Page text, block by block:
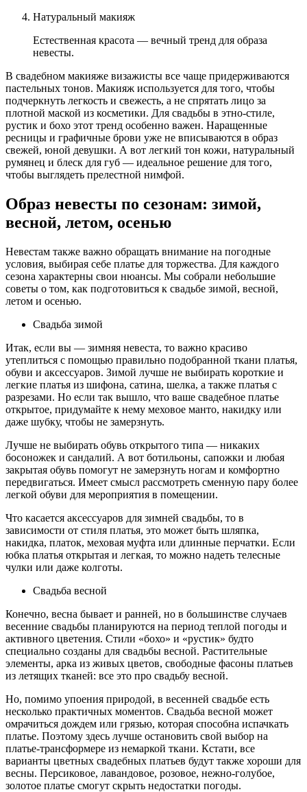
Натуральный макияж
Естественная красота — вечный тренд для образа
невесты.
В свадебном макияже визажисты все чаще придерживаются
пастельных тонов. Макияж используется для того, чтобы
подчеркнуть легкость и свежесть, а не спрятать лицо за
плотной маской из косметики. Для свадьбы в этно-стиле,
рустик и бохо этот тренд особенно важен. Наращенные
ресницы и графичные брови уже не вписываются в образ
свежей, юной девушки. А вот легкий тон кожи, натуральный
румянец и блеск для губ — идеальное решение для того,
чтобы выглядеть прелестной нимфой.
Образ невесты по сезонам: зимой,
весной, летом, осенью
Невестам также важно обращать внимание на погодные
условия, выбирая себе платье для торжества. Для каждого
сезона характерны свои нюансы. Мы собрали небольшие
советы о том, как подготовиться к свадьбе зимой, весной,
летом и осенью.
Свадьба зимой
Итак, если вы — зимняя невеста, то важно красиво
утеплиться с помощью правильно подобранной ткани платья,
обуви и аксессуаров. Зимой лучше не выбирать короткие и
легкие платья из шифона, сатина, шелка, а также платья с
разрезами. Но если так вышло, что ваше свадебное платье
открытое, придумайте к нему меховое манто, накидку или
даже шубку, чтобы не замерзнуть.
Лучше не выбирать обувь открытого типа — никаких
босоножек и сандалий. А вот ботильоны, сапожки и любая
закрытая обувь помогут не замерзнуть ногам и комфортно
передвигаться. Имеет смысл рассмотреть сменную пару более
легкой обуви для мероприятия в помещении.
Что касается аксессуаров для зимней свадьбы, то в
зависимости от стиля платья, это может быть шляпка,
накидка, платок, меховая муфта или длинные перчатки. Если
юбка платья открытая и легкая, то можно надеть телесные
чулки или даже колготы.
Свадьба весной
Конечно, весна бывает и ранней, но в большинстве случаев
весенние свадьбы планируются на период теплой погоды и
активного цветения. Стили «бохо» и «рустик» будто
специально созданы для свадьбы весной. Растительные
элементы, арка из живых цветов, свободные фасоны платьев
из летящих тканей: все это про свадьбу весной.
Но, помимо упоения природой, в весенней свадьбе есть
несколько практичных моментов. Свадьба весной может
омрачиться дождем или грязью, которая способна испачкать
платье. Поэтому здесь лучше остановить свой выбор на
платье-трансформере из немаркой ткани. Кстати, все
варианты цветных свадебных платьев будут также хороши для
весны. Персиковое, лавандовое, розовое, нежно-голубое,
золотое платье смогут скрыть недостатки погоды.